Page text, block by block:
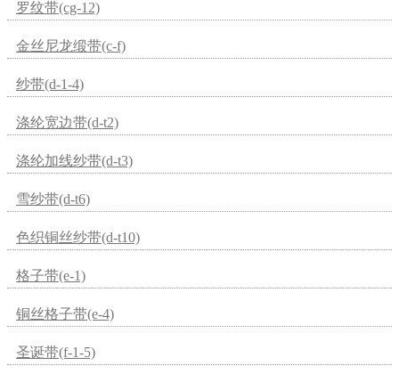
罗纹带(cg-12)
金丝尼龙缎带(c-f)
纱带(d-1-4)
涤纶宽边带(d-t2)
涤纶加线纱带(d-t3)
雪纱带(d-t6)
色织铜丝纱带(d-t10)
格子带(e-1)
铜丝格子带(e-4)
圣诞带(f-1-5)